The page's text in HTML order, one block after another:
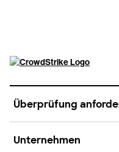
Überprüfung
Unternehmen